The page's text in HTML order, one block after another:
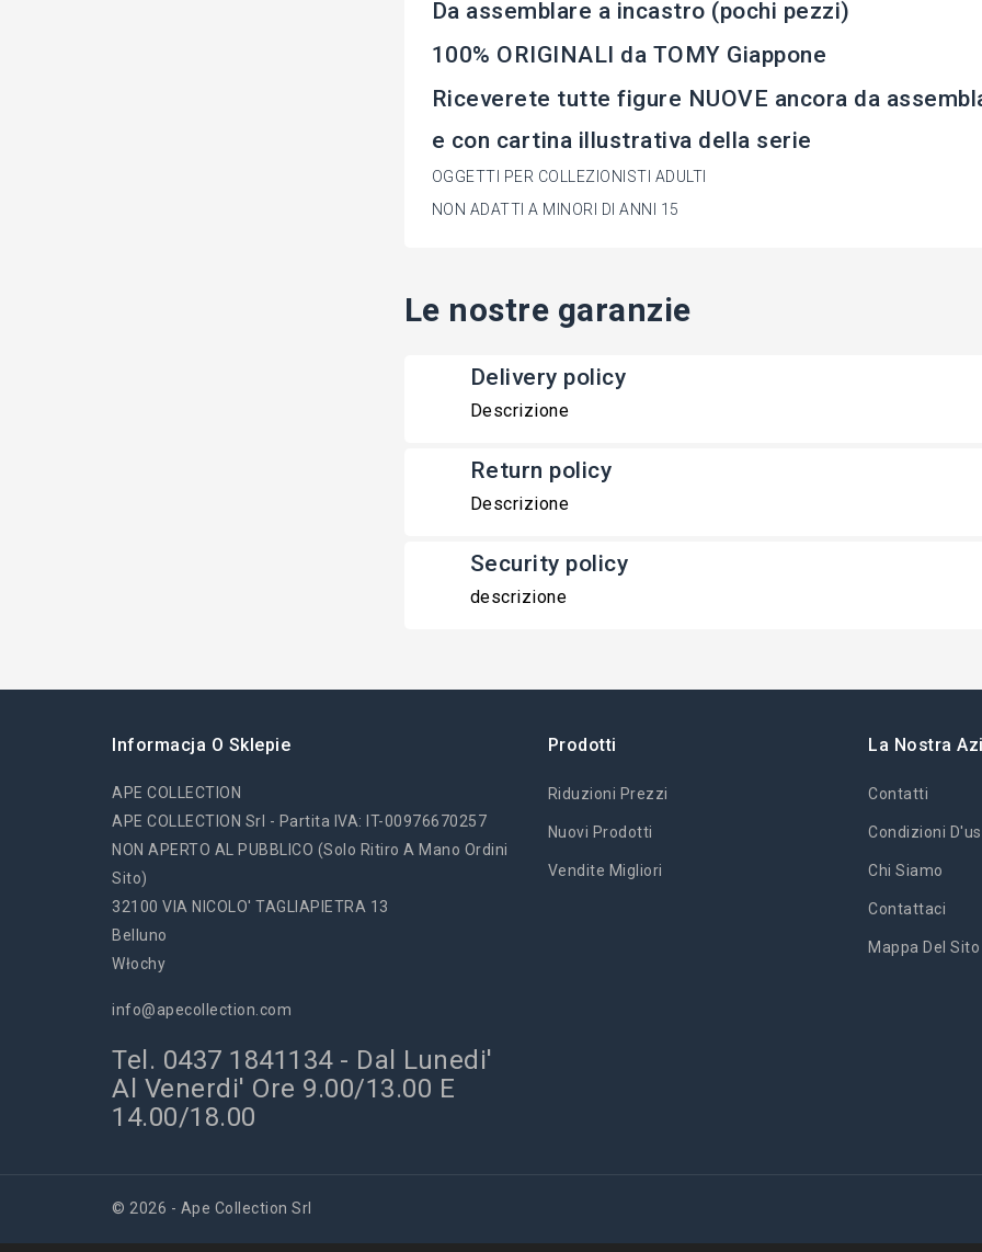
Da assemblare a incastro (pochi pezzi)
100% ORIGINALI da TOMY Giappone
Riceverete tutte figure NUOVE ancora da
e con cartina illustrativa della serie
OGGETTI PER COLLEZIONISTI ADULTI
NON ADATTI A MINORI DI ANNI 15
Le nostre garanzie
Delivery policy
Descrizione
Return policy
Descrizione
Security policy
descrizione
Informacja O Sklepie
APE COLLECTION
APE COLLECTION Srl - Partita IVA: IT-00976670257
NON APERTO AL PUBBLICO (solo Ritiro A Mano Ordini
Sito)
32100 VIA NICOLO' TAGLIAPIETRA 13
Belluno
Włochy
info@apecollection.com
Tel. 0437 1841134 - Dal Lunedi'
Al Venerdi' Ore 9.00/13.00 E
14.00/18.00
Prodotti
Riduzioni Prezzi
Nuovi Prodotti
Vendite Migliori
La Nostra
Contatti
Condizioni
Chi Siamo
Contattaci
Mappa Del Sito
© 2026 - Ape Collection Srl